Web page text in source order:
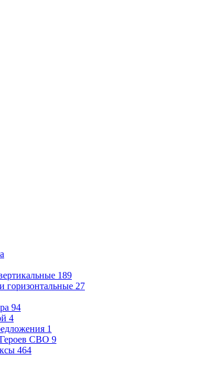
189
горизонтальные 27
94
4
1
СВО 9
464